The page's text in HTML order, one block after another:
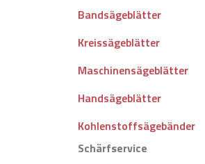
Bandsägeblätter
Kreissägeblätter
Maschinensägeblätter
Handsägeblätter
Kohlenstoffsägebänder
Schärfservice